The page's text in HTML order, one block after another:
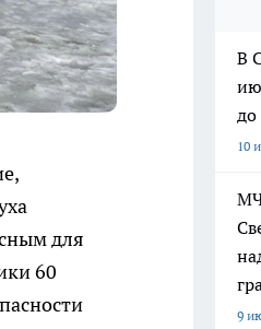
для
60
В
до
10
9